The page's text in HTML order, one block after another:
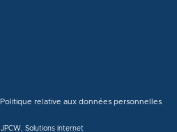
Politique relative aux données personnelles
JPCW, Solutions internet